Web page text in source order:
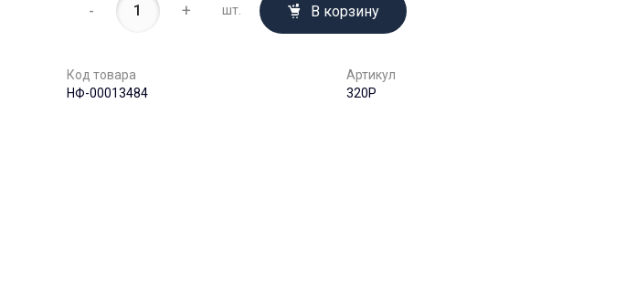
- + шт. В корзину
Код товара
НФ-00013484
Артикул
320P